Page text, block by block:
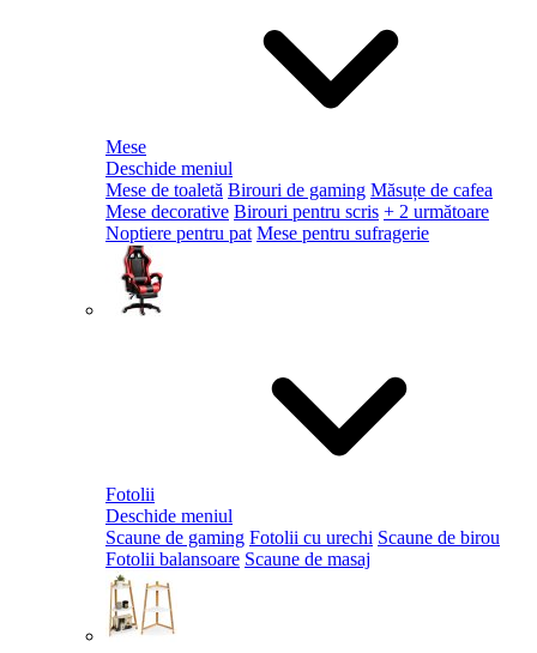
Mese
Deschide meniul
Mese de toaletă Birouri de gaming Măsuțe de cafea
Mese decorative Birouri pentru scris + 2 următoare
Noptiere pentru pat Mese pentru sufragerie
Fotolii
Deschide meniul
Scaune de gaming Fotolii cu urechi Scaune de birou
Fotolii balansoare Scaune de masaj